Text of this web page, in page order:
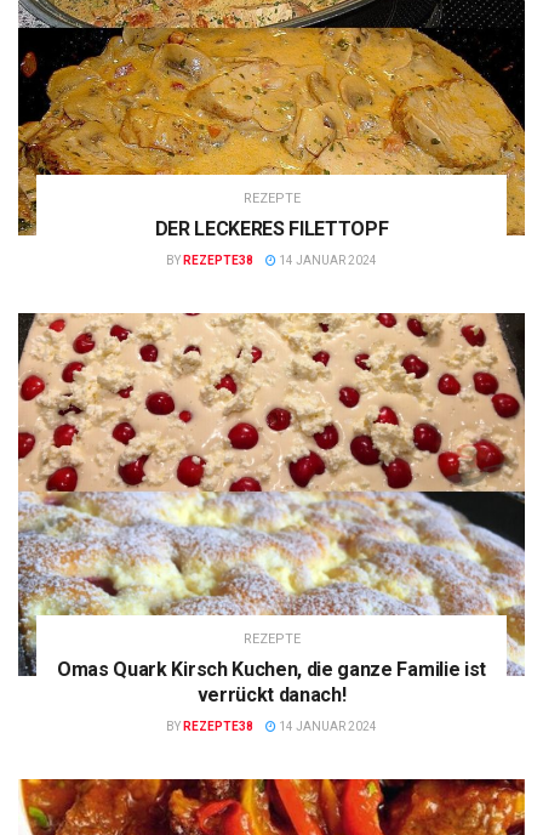
REZEPTE
DER LECKERES FILETTOPF
BY REZEPTE38 14 JANUAR 2024
REZEPTE
Omas Quark Kirsch Kuchen, die ganze Familie ist
verrückt danach!
BY REZEPTE38 14 JANUAR 2024